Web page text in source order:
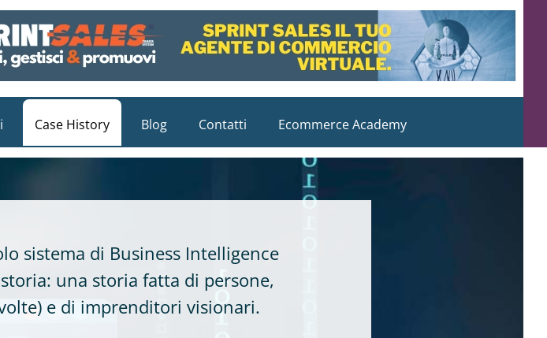
Case History Blog Contatti Ecommerce Academy
sistema di Business Intelligence
una storia fatta di persone,
e di imprenditori visionari.